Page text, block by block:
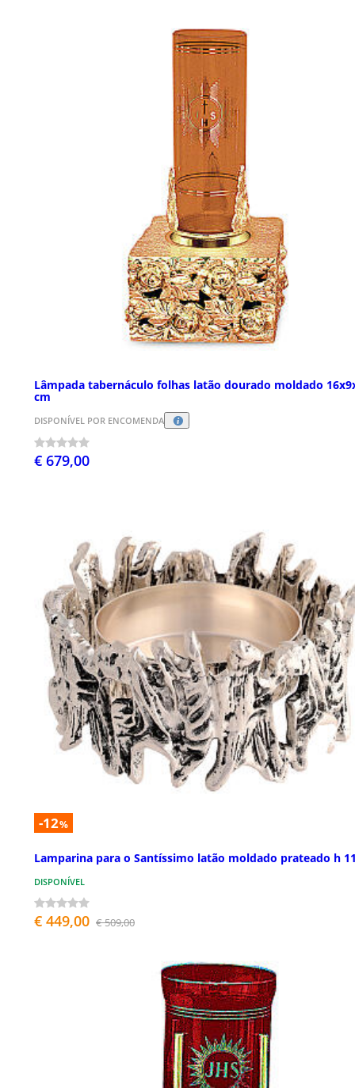
Lâmpada tabernáculo folhas latão dourado moldado
cm
DISPONÍVEL POR ENCOMENDA
€ 679,00
-12%
Lamparina para o Santíssimo latão moldado prateado h
DISPONÍVEL
€ 449,00 € 509,00